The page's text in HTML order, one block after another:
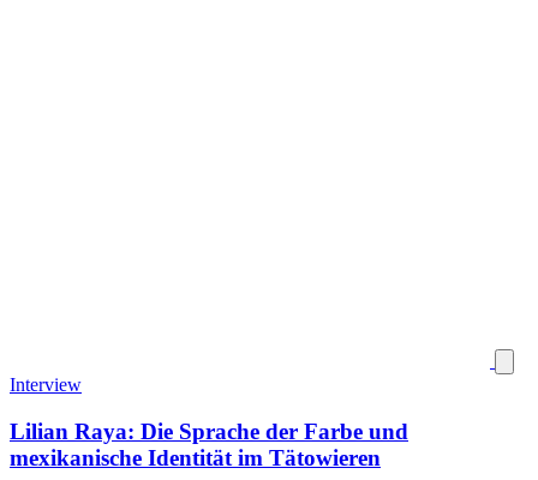
Interview
Lilian Raya: Die Sprache der Farbe und
mexikanische Identität im Tätowieren